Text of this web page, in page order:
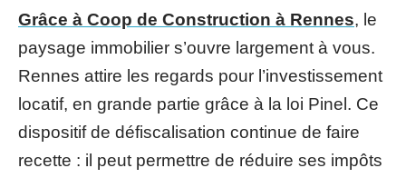
Grâce à Coop de Construction à Rennes, le
paysage immobilier s’ouvre largement à vous.
Rennes attire les regards pour l’investissement
locatif, en grande partie grâce à la loi Pinel. Ce
dispositif de défiscalisation continue de faire
recette : il peut permettre de réduire ses impôts